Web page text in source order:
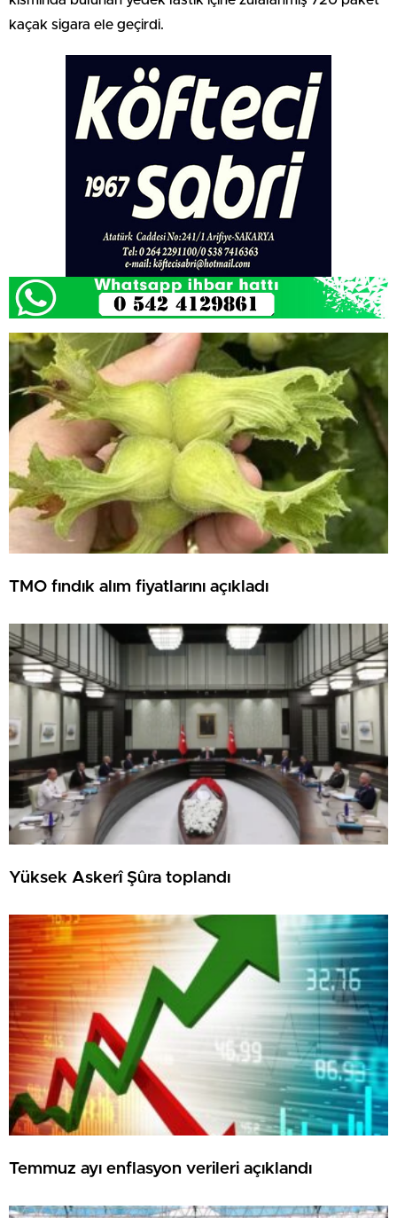
kaçak sigara ele geçirdi.
TMO fındık alım fiyatlarını açıkladı
Yüksek Askerî Şûra toplandı
Temmuz ayı enflasyon verileri açıklandı